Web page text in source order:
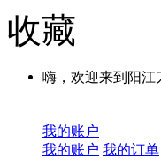
收藏
嗨，欢迎来到阳江
我的账户
我的账户 我的订单